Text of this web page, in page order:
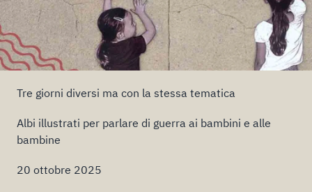
Tre giorni diversi ma con la stessa tematica
Albi illustrati per parlare di guerra ai bambini e alle
bambine
20 ottobre 2025